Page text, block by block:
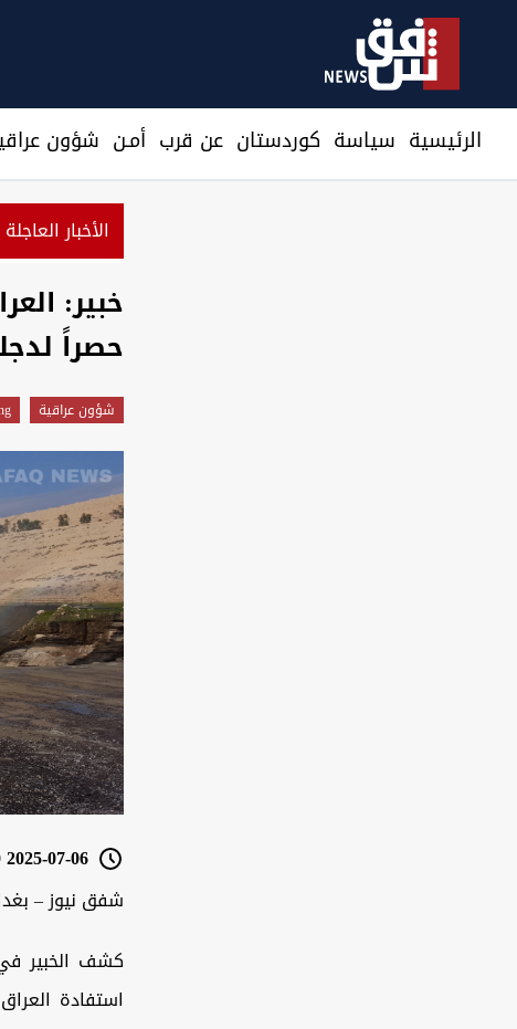
الرئيسية سیاسة كوردستان عن قرب أمـن شؤون
الأخبار العاجلة
خبير:
حصراً
شؤون عراقية
2025-07-06 15:50
شفق نيوز –
كشف الخبير في
استفادة